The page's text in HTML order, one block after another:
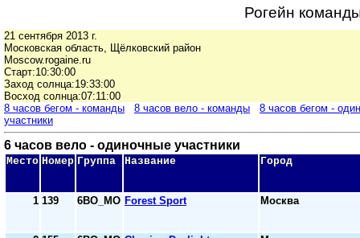
Рогейн
21 сентября 2013 г.
Московская область, Щёлковский район
Moscow.rogaine.ru
Старт:10:30:00
Заход солнца:19:33:00
Восход солнца:07:11:00
8 часов бегом - команды
8 часов вело - команды
8 часов бегом -
участники
6 часов вело - одиночные участники
Место Номер Группа Название Город
1 139 6ВО_МО Forest Sport Москва